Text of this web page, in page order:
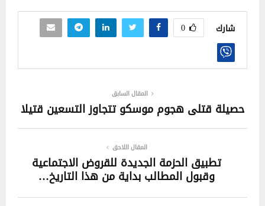
شارك 0
المقال السابق
حصيلة قتلى هجوم موسكو تتجاوز التسعين قتيلا
المقال اللاحق
تطبيق الحزمة الجديدة للقروض الاجتماعية
وقبول المطالب بداية من هذا التاريخ…